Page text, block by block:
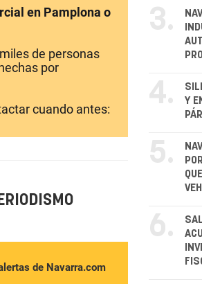
en Pamplona o
de personas
por
cuando antes:
de Navarra.com
3.
4.
Y
5.
6.